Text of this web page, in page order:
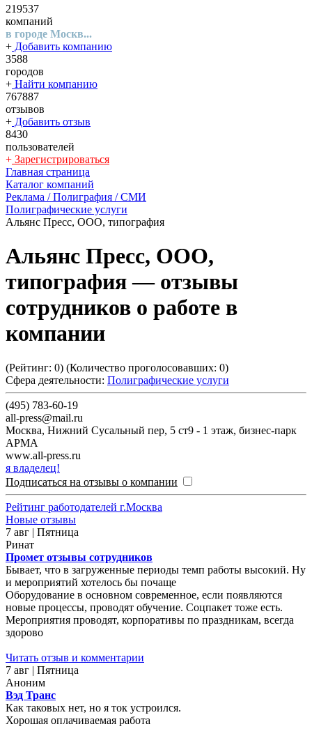
219537
компаний
в городе Москв...
+ Добавить компанию
3588
городов
+ Найти компанию
767887
отзывов
+ Добавить отзыв
8430
пользователей
+ Зарегистрироваться
Главная страница
Каталог компаний
Реклама / Полиграфия / СМИ
Полиграфические услуги
Альянс Пресс, ООО, типография
Альянс Пресс, ООО,
типография— отзывы
сотрудников о работе в
компании
(Рейтинг: 0) (Количество проголосовавших: 0)
Сфера деятельности: Полиграфические услуги
(495) 783-60-19
all-press@mail.ru
Москва, Нижний Сусальный пер, 5 ст9 - 1 этаж, бизнес-парк
АРМА
www.all-press.ru
я владелец!
Подписаться на отзывы о компании
Рейтинг работодателей г.Москва
Новые отзывы
7 авг | Пятница
Ринат
Промет отзывы сотрудников
Бывает, что в загруженные периоды темп работы высокий. Ну
и мероприятий хотелось бы почаще
Оборудование в основном современное, если появляются
новые процессы, проводят обучение. Соцпакет тоже есть.
Мероприятия проводят, корпоративы по праздникам, всегда
здорово
Читать отзыв и комментарии
7 авг | Пятница
Аноним
Вэд Транс
Как таковых нет, но я ток устроился.
Хорошая оплачиваемая работа